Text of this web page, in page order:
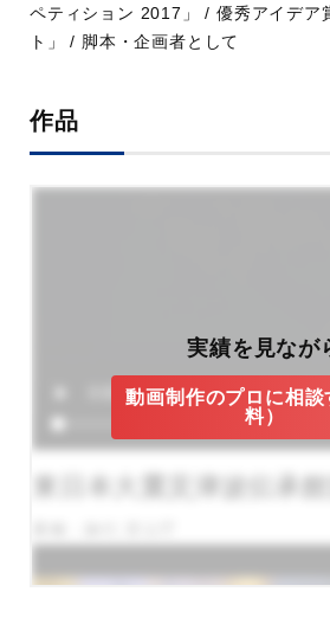
ペティション 2017」 / 優秀アイデア
ト」 / 脚本・企画者として
作品
実績を見なが
動画制作のプロに相談
料）
東日本大震災津波伝承